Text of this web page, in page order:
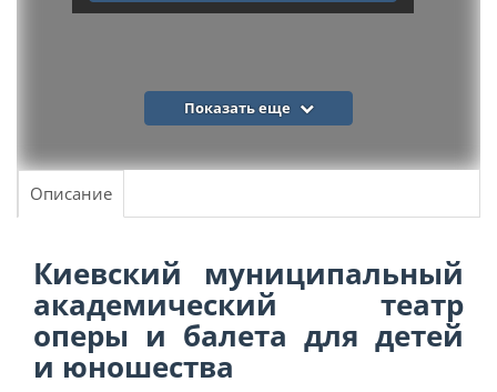
Показать еще
Описание
Киевский муниципальный
академический театр
оперы и балета для детей
и юношества